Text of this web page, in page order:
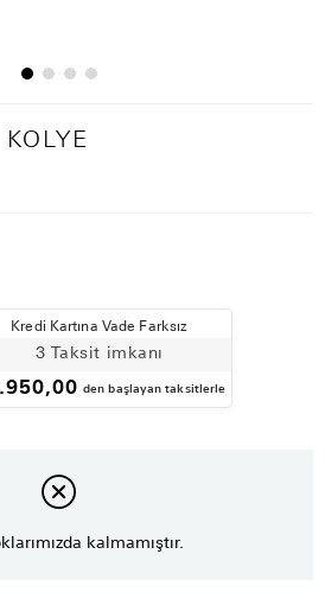
Kredi Kartına Vade Farksız
3 Taksit imkanı
den başlayan taksitlerle
kalmamıştır.